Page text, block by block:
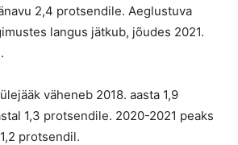
2,4 protsendile. Aeglustuva
langus jätkub, jõudes 2021.
väheneb 2018. aasta 1,9
1,3 protsendile. 2020-2021 peaks
protsendil.